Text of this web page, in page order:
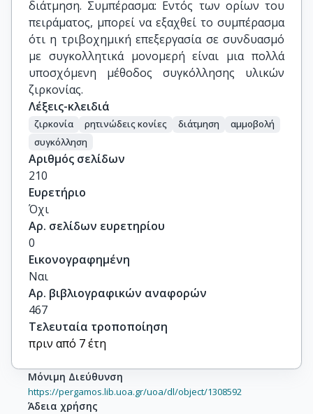
διάτμηση. Συμπέρασμα: Εντός των ορίων του
πειράματος, μπορεί να εξαχθεί το συμπέρασμα
ότι η τριβοχημική επεξεργασία σε συνδυασμό
με συγκολλητικά μονομερή είναι μια πολλά
υποσχόμενη μέθοδος συγκόλλησης υλικών
ζιρκονίας.
Λέξεις-κλειδιά
ζιρκονία ρητινώδεις κονίες διάτμηση
αμμοβολή
συγκόλληση
Αριθμός σελίδων
210
Ευρετήριο
Όχι
Αρ. σελίδων ευρετηρίου
0
Εικονογραφημένη
Ναι
Αρ. βιβλιογραφικών αναφορών
467
Τελευταία τροποποίηση
πριν από 7 έτη
Μόνιμη Διεύθυνση
https://pergamos.lib.uoa.gr/uoa/dl/object/1308592
Άδεια χρήσης